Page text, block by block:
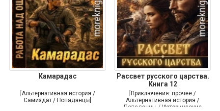
Камарадас
[Альтернативная история /
Самиздат / Попаданцы]
Рассвет русского царства.
Книга 12
[Приключения: прочее /
Альтернативная история /
Попаданцы / Исторические